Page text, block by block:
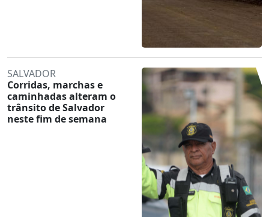
SALVADOR
Corridas, marchas e
caminhadas alteram o
trânsito de Salvador
neste fim de semana